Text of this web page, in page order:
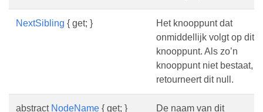
NextSibling { get; }
Het knooppunt dat
onmiddellijk volgt op dit
knooppunt. Als zo’n
knooppunt niet bestaat,
retourneert dit null.
abstract NodeName { get; }
De naam van dit